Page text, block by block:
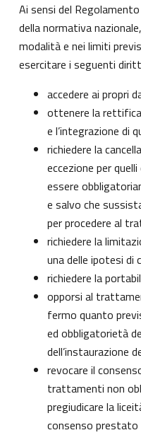
Ai sensi del
della normativa
modalità e nei limiti
esercitare i seguenti
accedere ai propri
ottenere la
e l’integrazione di
richiedere la
eccezione per
essere
e salvo che
per procedere al
richiedere la
una delle ipotesi di
richiedere la
opporsi al
fermo quanto
ed obbligatorietà
dell’instaurazione
revocare il
trattamenti non
pregiudicare la
consenso prestato